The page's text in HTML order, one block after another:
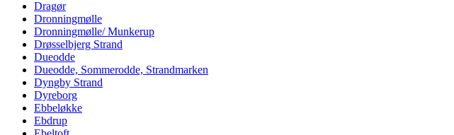
Dragør
Dronningmølle
Dronningmølle/ Munkerup
Drøsselbjerg Strand
Dueodde
Dueodde, Sommerodde, Strandmarken
Dyngby Strand
Dyreborg
Ebbeløkke
Ebdrup